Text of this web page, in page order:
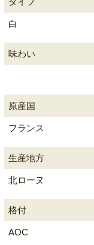
白
味わい
原産国
フランス
生産地方
北ローヌ
格付
AOC